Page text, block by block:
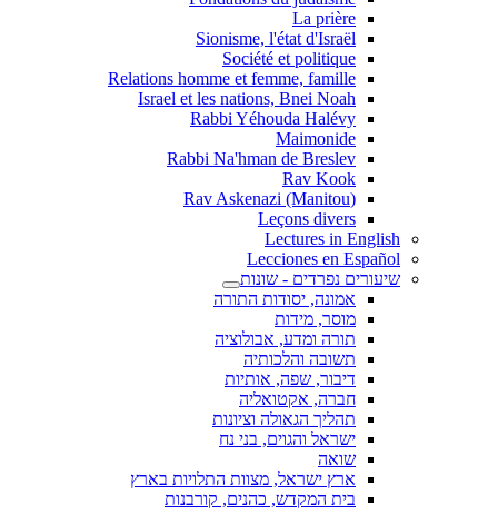
La prière
Sionisme, l'état d'Israël
Société et politique
Relations homme et femme, famille
Israel et les nations, Bnei Noah
Rabbi Yéhouda Halévy
Maimonide
Rabbi Na'hman de Breslev
Rav Kook
(Rav Askenazi (Manitou
Leçons divers
Lectures in English
Lecciones en Español
שיעורים נפרדים - שונות
אמונה, יסודות התורה
מוסר, מידות
תורה ומדע, אבולוציה
תשובה והלכותיה
דיבור, שפה, אותיות
חברה, אקטואליה
תהליך הגאולה וציונות
ישראל והגוים, בני נח
שואה
ארץ ישראל, מצוות התלויות בארץ
בית המקדש, כהנים, קורבנות